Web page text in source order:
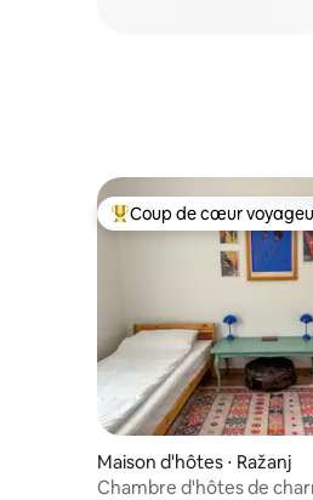
Coups de cœur
Coup de cœur
Maison d'hôtes ⋅ Ražanj
Chambre d'hôtes de